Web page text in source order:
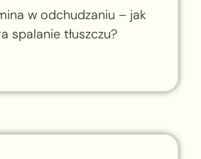
w odchudzaniu – jak
spalanie tłuszczu?